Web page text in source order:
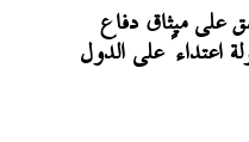
على ميثاق دفاع
اعتداءً على الدول